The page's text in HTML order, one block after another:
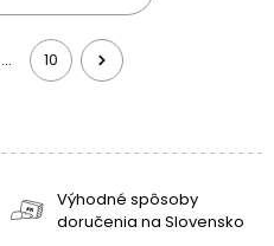
… 10
Výhodné spôsoby
doručenia na Slovensko